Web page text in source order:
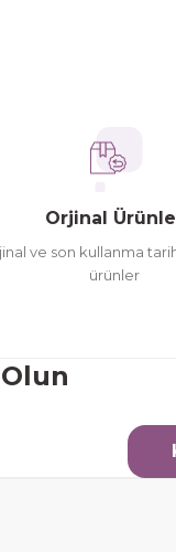
Orjinal
ve son kullanma
ürünler